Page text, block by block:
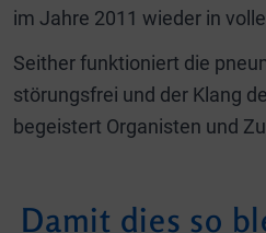
im Jahre 2011 wieder in
Seither funktioniert die
störungsfrei und der Klang
begeistert Organisten und
Damit dies so